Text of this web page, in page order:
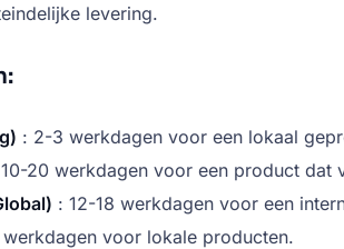
levering.
: 2-3 werkdagen voor een lokaal
20 werkdagen voor een product dat
: 12-18 werkdagen voor een
werkdagen voor lokale producten.